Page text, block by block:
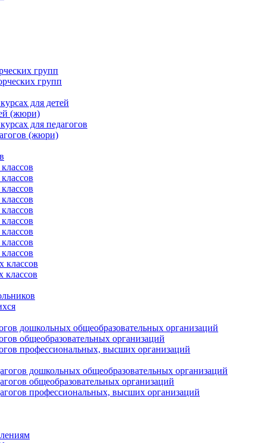
групп
групп
для детей
(жюри)
для педагогов
(жюри)
классов
классов
дошкольных общеобразовательных организаций
общеобразовательных организаций
профессиональных, высших организаций
дошкольных общеобразовательных организаций
общеобразовательных организаций
профессиональных, высших организаций